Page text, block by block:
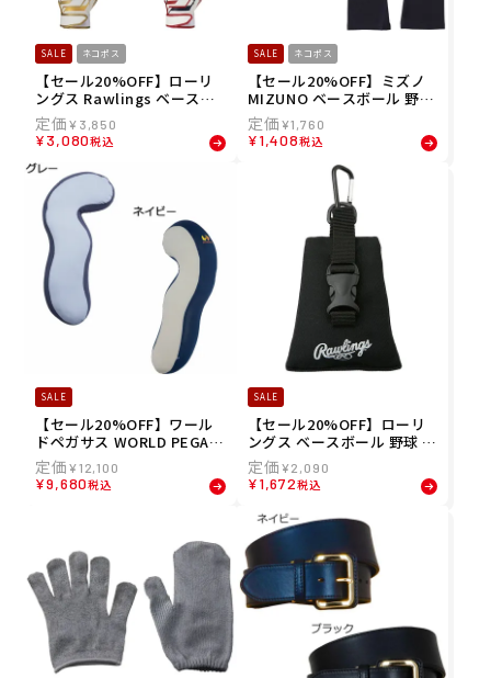
SALE ネコポス
【セール20%OFF】ローリ
ングス Rawlings ベースボ
ール 野球 ソフトボール グロ
ーブ 手袋 バッティング手袋
スリム 両手用 EBG23S05SL
IM メンズ レディース ユニ
セックス 23SP 春夏
¥ 3,850
¥3,080税込
SALE ネコポス
【セール20%OFF】ミズノ
MIZUNO ベースボール 野球
ソフトボール アームカバー
アームスリーブ アームカバ
ー 両腕 2枚入り 12JYAX64
メンズ レディース ユニセッ
¥1,760
¥1,408税込
SALE
【セール20%OFF】ワール
ドペガサス WORLD PEGAS
US 抱き枕 枕 アスリートデ
ィピロー WEABP9 プレゼン
ト 誕生日 父の日 アスリート
¥12,100
¥9,680税込
SALE
【セール20%OFF】ローリ
ングス ベースボール 野球 ア
クセサリー メンズ レディー
ス グラブホルダー EAOL13F
04 23FW 秋冬 Rawlings
¥2,090
¥1,672税込